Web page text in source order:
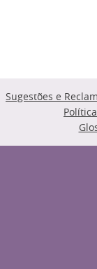
Sugestões e